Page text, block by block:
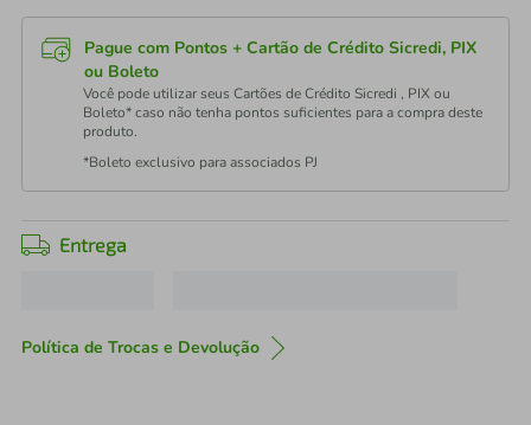
Pague com Pontos + Cartão de Crédito Sicredi, PIX
ou Boleto
Você pode utilizar seus Cartões de Crédito Sicredi , PIX ou
Boleto* caso não tenha pontos suficientes para a compra deste
produto.
*Boleto exclusivo para associados PJ
Entrega
Política de Trocas e Devolução